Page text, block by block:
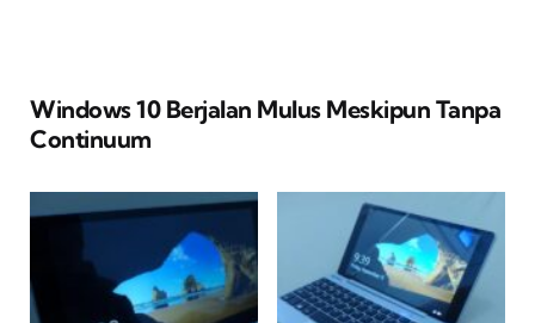
Windows 10 Berjalan Mulus Meskipun Tanpa
Continuum